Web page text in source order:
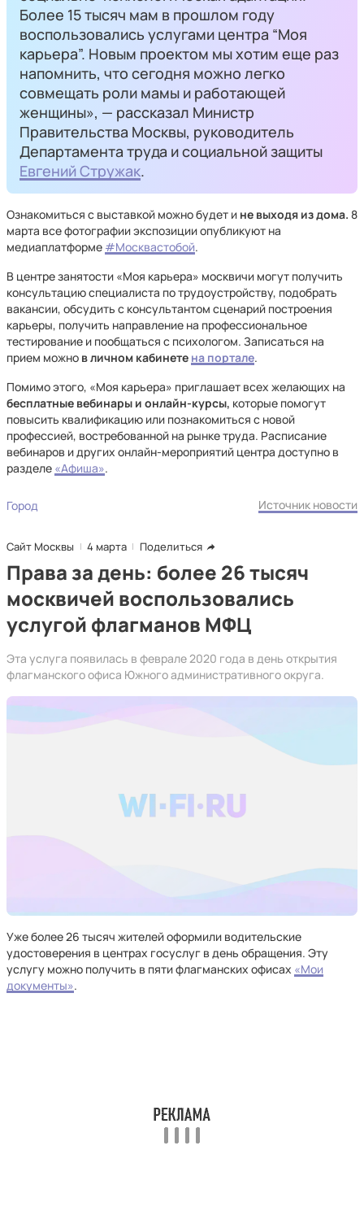
Более 15 тысяч мам в прошлом году
воспользовались услугами центра “Моя
карьера”. Новым проектом мы хотим еще раз
напомнить, что сегодня можно легко
совмещать роли мамы и работающей
женщины», — рассказал Министр
Правительства Москвы, руководитель
Департамента труда и социальной защиты
Евгений Стружак.
Ознакомиться с выставкой можно будет и не выходя из дома. 8
марта все фотографии экспозиции опубликуют на
медиаплатформе #Москвастобой.
В центре занятости «Моя карьера» москвичи могут получить
консультацию специалиста по трудоустройству, подобрать
вакансии, обсудить с консультантом сценарий построения
карьеры, получить направление на профессиональное
тестирование и пообщаться с психологом. Записаться на
прием можно в личном кабинете на портале.
Помимо этого, «Моя карьера» приглашает всех желающих на
бесплатные вебинары и онлайн-курсы, которые помогут
повысить квалификацию или познакомиться с новой
профессией, востребованной на рынке труда. Расписание
вебинаров и других онлайн-мероприятий центра доступно в
разделе «Афиша».
Город Источник новости
Сайт Москвы 4 марта Поделиться
Права за день: более 26 тысяч
москвичей воспользовались
услугой флагманов МФЦ
Эта услуга появилась в феврале 2020 года в день открытия
флагманского офиса Южного административного округа.
Уже более 26 тысяч жителей оформили водительские
удостоверения в центрах госуслуг в день обращения. Эту
услугу можно получить в пяти флагманских офисах «Мои
документы».